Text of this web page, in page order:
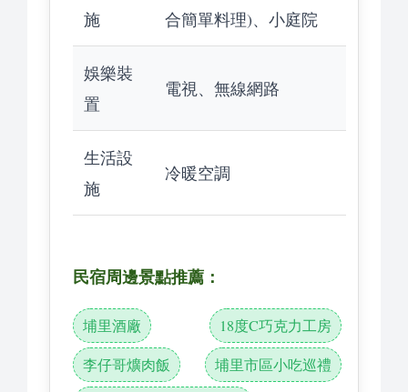
施
合簡單料理)、小庭院
娛樂裝
置
電視、無線網路
生活設
施
冷暖空調
民宿周邊景點推薦：
埔里酒廠
18度C巧克力工房
李仔哥爌肉飯
埔里市區小吃巡禮